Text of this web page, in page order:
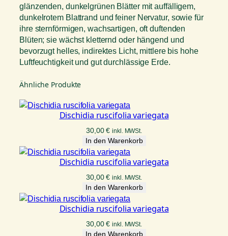
glänzenden, dunkelgrünen Blätter mit auffälligem,
dunkelrotem Blattrand und feiner Nervatur, sowie für
ihre sternförmigen, wachsartigen, oft duftenden
Blüten; sie wächst kletternd oder hängend und
bevorzugt helles, indirektes Licht, mittlere bis hohe
Luftfeuchtigkeit und gut durchlässige Erde.
Ähnliche Produkte
Dischidia ruscifolia variegata
30,00€ inkl. MWSt.
In den Warenkorb
Dischidia ruscifolia variegata
30,00€ inkl. MWSt.
In den Warenkorb
Dischidia ruscifolia variegata
30,00€ inkl. MWSt.
In den Warenkorb